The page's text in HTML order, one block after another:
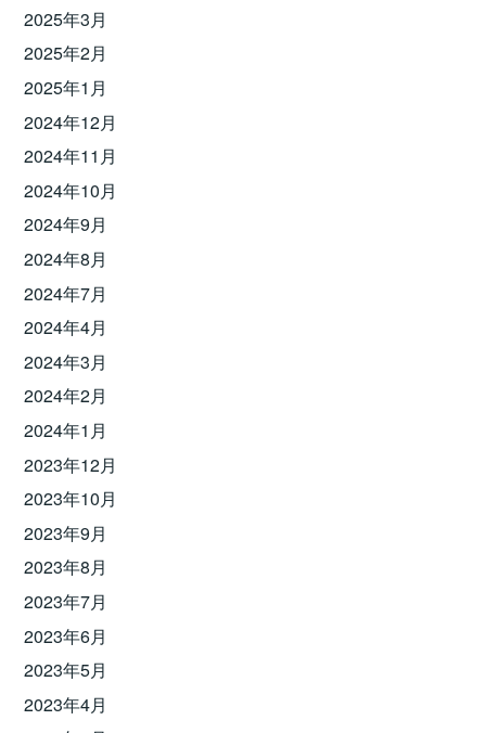
2025年3月
2025年2月
2025年1月
2024年12月
2024年11月
2024年10月
2024年9月
2024年8月
2024年7月
2024年4月
2024年3月
2024年2月
2024年1月
2023年12月
2023年10月
2023年9月
2023年8月
2023年7月
2023年6月
2023年5月
2023年4月